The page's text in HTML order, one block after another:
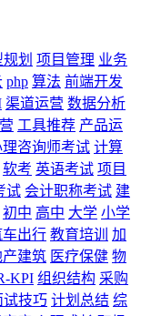
划 项目管理 业务
php 算法 前端开发
渠道运营 数据分析
工具推荐 产品运
理咨询师考试 计算
软考 英语考试 项目
试 会计职称考试 建
初中 高中 大学 小学
车出行 教育培训
加
产建筑 医疗保健 物
KPI 组织结构 采购
试技巧 计划总结 综